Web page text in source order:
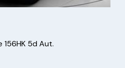
156HK 5d Aut.